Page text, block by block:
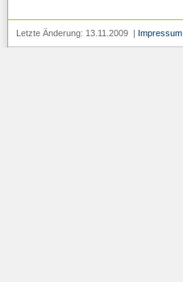
Letzte Änderung: 13.11.2009 | Impressum